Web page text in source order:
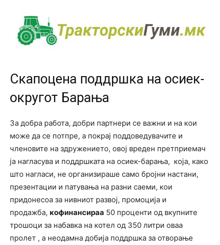
Скапоцена поддршка на осиек-
округот Барања
За добра работа, добри партнери се важни и на кои
може да се потпре, а покрај поддоведувачите и
членовите на здружението, овој вреден претприемач
ја нагласува и поддршката на осиек-барања, која, како
што нагласи, не организираше само бројни настани,
презентации и патувања на разни саеми, кои
придонесоа за нивниот развој, промоција и
продажба, кофинансираа 50 проценти од вкупните
трошоци за набавка на котел од 350 литри оваа
пролет , а неодамна добија поддршка за отворање